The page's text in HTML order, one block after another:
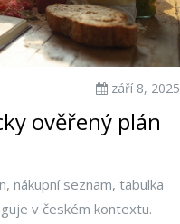
září 8, 2025
ověřený plán
nákupní seznam, tabulka
v českém kontextu.